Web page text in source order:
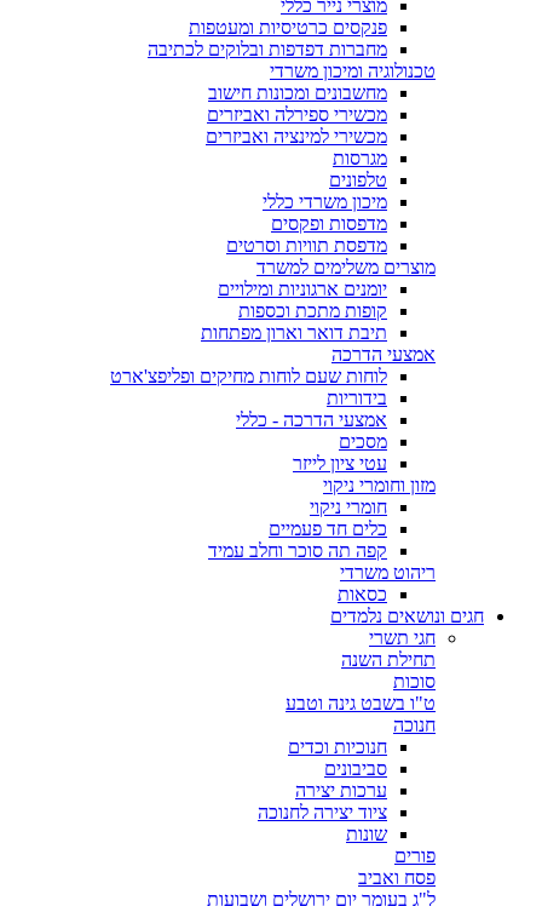
מוצרי נייר כללי
פנקסים כרטיסיות ומעטפות
מחברות דפדפות ובלוקים לכתיבה
טכנולוגיה ומיכון משרדי
מחשבונים ומכונות חישוב
מכשירי ספירלה ואביזרים
מכשירי למינציה ואביזרים
מגרסות
טלפונים
מיכון משרדי כללי
מדפסות ופקסים
מדפסת תוויות וסרטים
מוצרים משלימים למשרד
יומנים ארגוניות ומילויים
קופות מתכת וכספות
תיבת דואר וארון מפתחות
אמצעי הדרכה
לוחות שעם לוחות מחיקים ופליפצ'ארט
בידוריות
אמצעי הדרכה - כללי
מסכים
עטי ציון לייזר
מזון וחומרי ניקוי
חומרי ניקוי
כלים חד פעמיים
קפה תה סוכר וחלב עמיד
ריהוט משרדי
כסאות
חגים ונושאים נלמדים
חגי תשרי
תחילת השנה
סוכות
ט"ו בשבט גינה וטבע
חנוכה
חנוכיות וכדים
סביבונים
ערכות יצירה
ציוד יצירה לחנוכה
שונות
פורים
פסח ואביב
ל"ג בעומר יום ירושלים ושבועות